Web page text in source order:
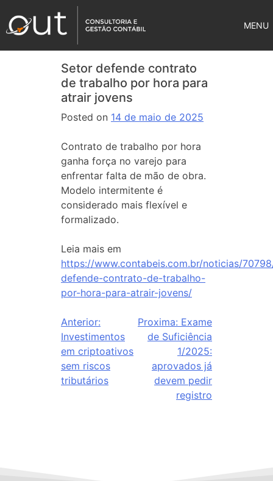
MENU
Setor defende contrato
de trabalho por hora para
atrair jovens
Posted on 14 de maio de 2025
Contrato de trabalho por hora
ganha força no varejo para
enfrentar falta de mão de obra.
Modelo intermitente é
considerado mais flexível e
formalizado.
Leia mais em
https://www.contabeis.com.br/noticias/
defende-contrato-de-trabalho-
por-hora-para-atrair-jovens/
Anterior:
Investimentos
em criptoativos
sem riscos
tributários
Proxima: Exame
de Suficiência
1/2025:
aprovados já
devem pedir
registro